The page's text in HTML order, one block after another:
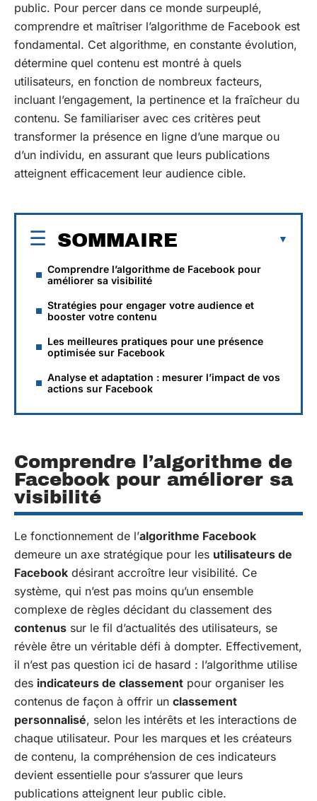
public. Pour percer dans ce monde surpeuplé,
comprendre et maîtriser l’algorithme de Facebook est
fondamental. Cet algorithme, en constante évolution,
détermine quel contenu est montré à quels
utilisateurs, en fonction de nombreux facteurs,
incluant l’engagement, la pertinence et la fraîcheur du
contenu. Se familiariser avec ces critères peut
transformer la présence en ligne d’une marque ou
d’un individu, en assurant que leurs publications
atteignent efficacement leur audience cible.
SOMMAIRE
Comprendre l’algorithme de Facebook pour
améliorer sa visibilité
Stratégies pour engager votre audience et
booster votre contenu
Les meilleures pratiques pour une présence
optimisée sur Facebook
Analyse et adaptation : mesurer l’impact de vos
actions sur Facebook
Comprendre l’algorithme de
Facebook pour améliorer sa
visibilité
Le fonctionnement de l’algorithme Facebook
demeure un axe stratégique pour les utilisateurs de
Facebook désirant accroître leur visibilité. Ce
système, qui n’est pas moins qu’un ensemble
complexe de règles décidant du classement des
contenus sur le fil d’actualités des utilisateurs, se
révèle être un véritable défi à dompter. Effectivement,
il n’est pas question ici de hasard : l’algorithme utilise
des indicateurs de classement pour organiser les
contenus de façon à offrir un classement
personnalisé, selon les intérêts et les interactions de
chaque utilisateur. Pour les marques et les créateurs
de contenu, la compréhension de ces indicateurs
devient essentielle pour s’assurer que leurs
publications atteignent leur public cible.